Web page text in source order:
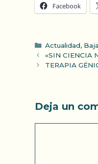
Facebook
Categorías
Actualidad,
«SIN CIENCIA
TERAPIA
Deja un